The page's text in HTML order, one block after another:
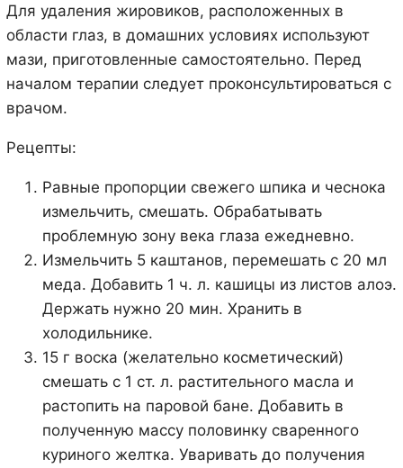
Для удаления жировиков, расположенных в
области глаз, в домашних условиях используют
мази, приготовленные самостоятельно. Перед
началом терапии следует проконсультироваться с
врачом.
Рецепты:
Равные пропорции свежего шпика и чеснока
измельчить, смешать. Обрабатывать
проблемную зону века глаза ежедневно.
Измельчить 5 каштанов, перемешать с 20 мл
меда. Добавить 1 ч. л. кашицы из листов алоэ.
Держать нужно 20 мин. Хранить в
холодильнике.
15 г воска (желательно косметический)
смешать с 1 ст. л. растительного масла и
растопить на паровой бане. Добавить в
полученную массу половинку сваренного
куриного желтка. Уваривать до получения